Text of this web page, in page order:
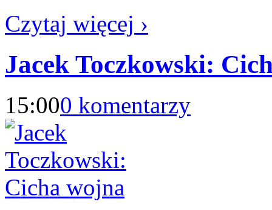
Czytaj więcej ›
Jacek Toczkowski:
15:000 komentarzy